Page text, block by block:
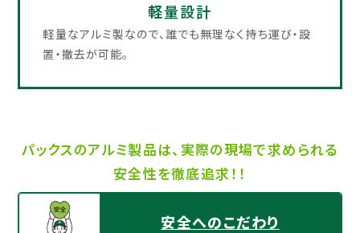
軽量設計​
軽量なアルミ製なので、誰でも無理なく持ち運び・設
置・撤去が可能。​
パックスのアルミ製品は、​実際の現場で求められる
安全性を徹底追求！！​
安全へのこだわり